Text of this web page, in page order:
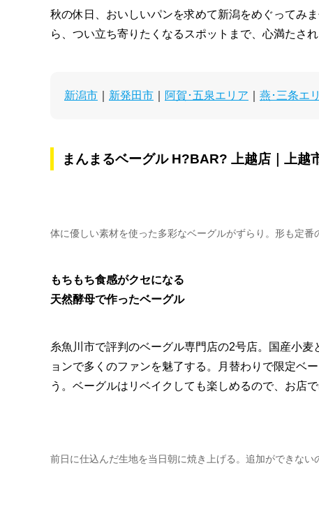
秋の休日、おいしいパンを求めて新潟をめぐってみ
ら、つい立ち寄りたくなるスポットまで、心満たさ
新潟市 新発田市 阿賀･五泉エリア 燕･三条エ
まんまるベーグル H?BAR? 上越店｜上越
体に優しい素材を使った多彩なベーグルがずらり。形も定
もちもち食感がクセになる
天然酵母で作ったベーグル
糸魚川市で評判のベーグル専門店の2号店。国産小
ョンで多くのファンを魅了する。月替わりで限定ベ
う。ベーグルはリベイクしても楽しめるので、お店
前日に仕込んだ生地を当日朝に焼き上げる。追加ができない